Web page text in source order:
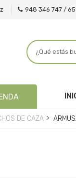
948 346 747 /
DE CAZA